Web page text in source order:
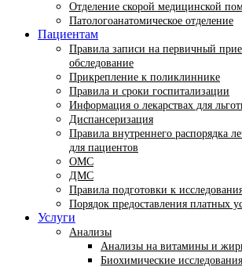
Отделение скорой медицинской
Патологоанатомическое отделение
Пациентам
Правила записи на первичный
обследование
Прикрепление к поликлиннике
Правила и сроки госпитализации
Информация о лекарствах для
Диспансеризация
Правила внутреннего распорядка
для пациентов
ОМС
ДМС
Правила подготовки к
Порядок предоставления платных
Услуги
Анализы
Анализы на витамины и
Биохимические исследования